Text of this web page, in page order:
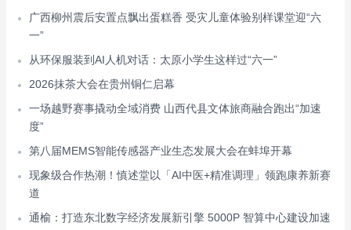
广西柳州震后安置点飘出蛋糕香 受灾儿童体验别样课堂迎“六
一”
从环保服装到AI人机对话：太原小学生这样过“六一”
2026抹茶大会在贵州铜仁启幕
一场越野赛事撬动全域消费 山西代县文体旅商融合跑出“加速
度”
第八届MEMS智能传感器产业生态发展大会在蚌埠开幕
现象级合作热潮！慎述堂以「AI中医+精准调理」领跑康养新赛
道
通榆：打造东北数字经济发展新引擎 5000P 智算中心建设加速